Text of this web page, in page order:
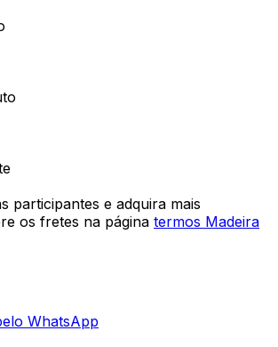
participantes e adquira mais
os fretes na página termos Madeira
WhatsApp